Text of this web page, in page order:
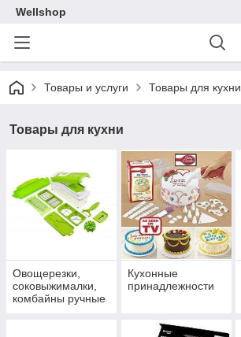
Wellshop
Товары и услуги Товары для кухни
Товары для кухни
Овощерезки,
соковыжималки,
комбайны ручные
Кухонные
принадлежности